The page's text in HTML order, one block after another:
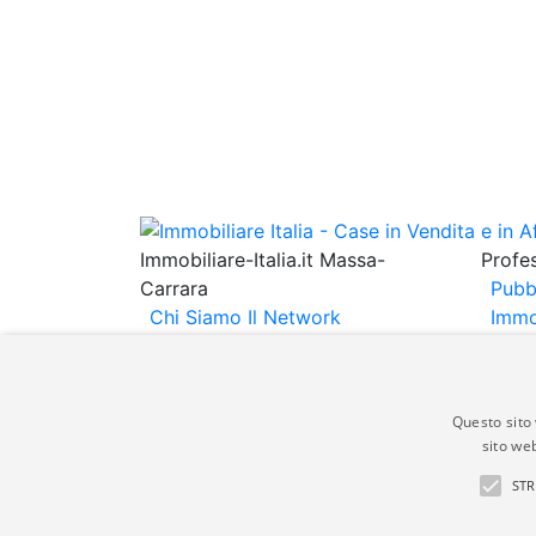
Immobiliare-Italia.it Massa-
Carrara
Chi Siamo Il Network
Gli annunci immobiliari presenti su
Questo
sito